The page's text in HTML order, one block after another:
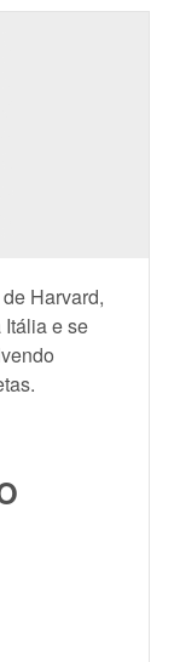
Harvard,
e se